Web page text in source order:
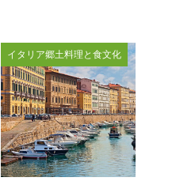
イタリア郷土料理と食文化